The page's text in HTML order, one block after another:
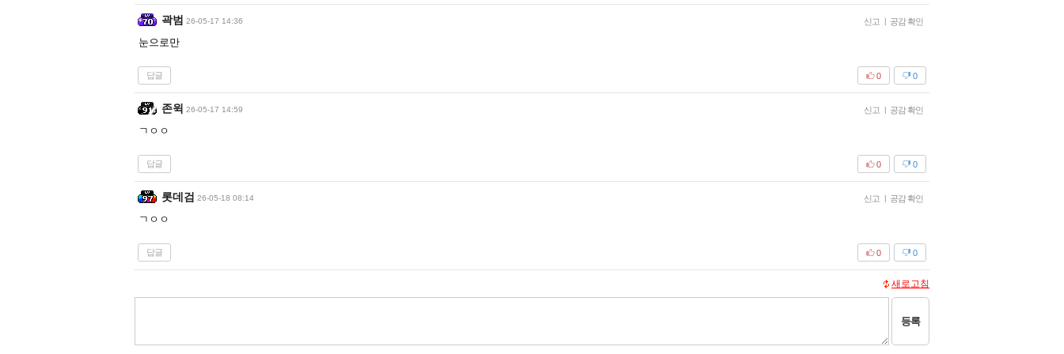
곽범 26-05-17 14:36 신고 | 공감 확인
눈으로만
답글 0
0
존윅 26-05-17 14:59 신고 | 공감 확인
ㄱㅇㅇ
답글 0
0
롯데검 26-05-18 08:14 신고 | 공감 확인
ㄱㅇㅇ
답글 0
0
새로고침
등록